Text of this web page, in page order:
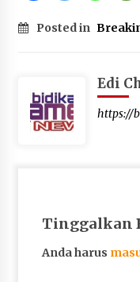
Posted in
Edi
https://
Tinggalkan
Anda harus